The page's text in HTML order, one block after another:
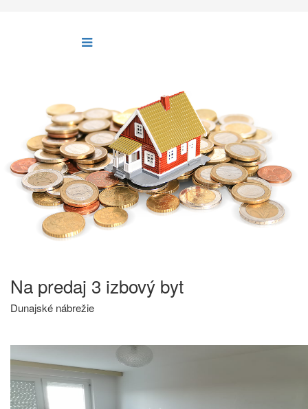
Na predaj 3 izbový byt
Dunajské nábrežie